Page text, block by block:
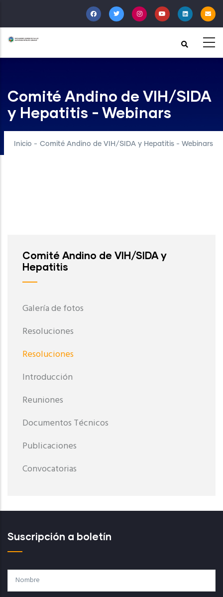
al
contenido
principal
Comité Andino de VIH/SIDA
y Hepatitis - Webinars
Inicio - Comité Andino de VIH/SIDA y Hepatitis - Webinars
Comité Andino de VIH/SIDA y
Hepatitis
Galería de fotos
Resoluciones
Resoluciones
Introducción
Reuniones
Documentos Técnicos
Publicaciones
Convocatorias
Suscripción a boletín
Nombre